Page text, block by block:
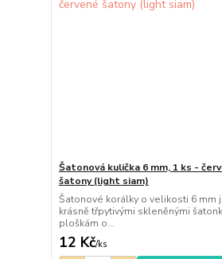
Šatonová kulička 6 mm, 1 ks -
šatony (light siam)
Šatonové korálky o velikosti 6 mm
krásně třpytivými skleněnými
ploškám o...
12 Kč/ks